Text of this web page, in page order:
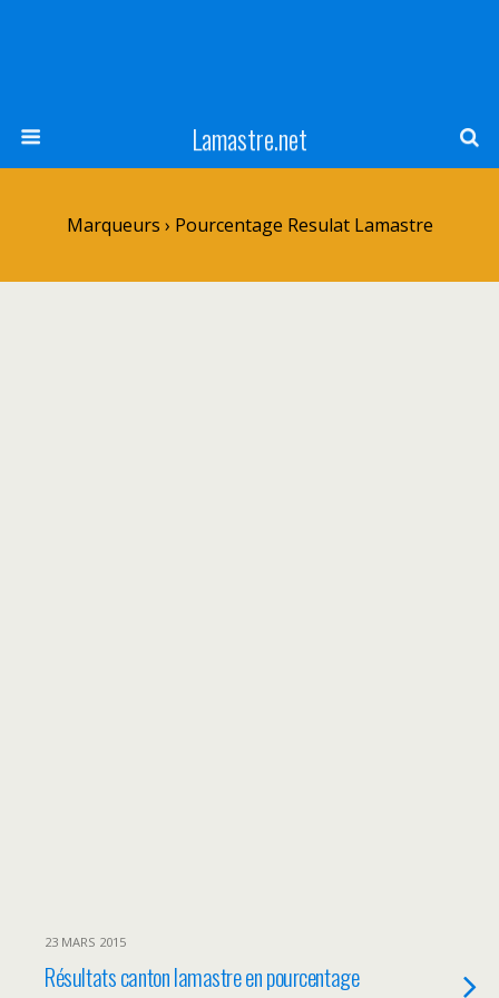
Lamastre.net
Marqueurs › Pourcentage Resulat Lamastre
23 MARS 2015
Résultats canton lamastre en pourcentage